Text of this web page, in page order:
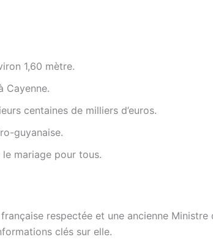
1,60 mètre.
Cayenne.
centaines de milliers d’euros.
guyanaise.
mariage pour tous.
respectée et une ancienne
clés sur elle.